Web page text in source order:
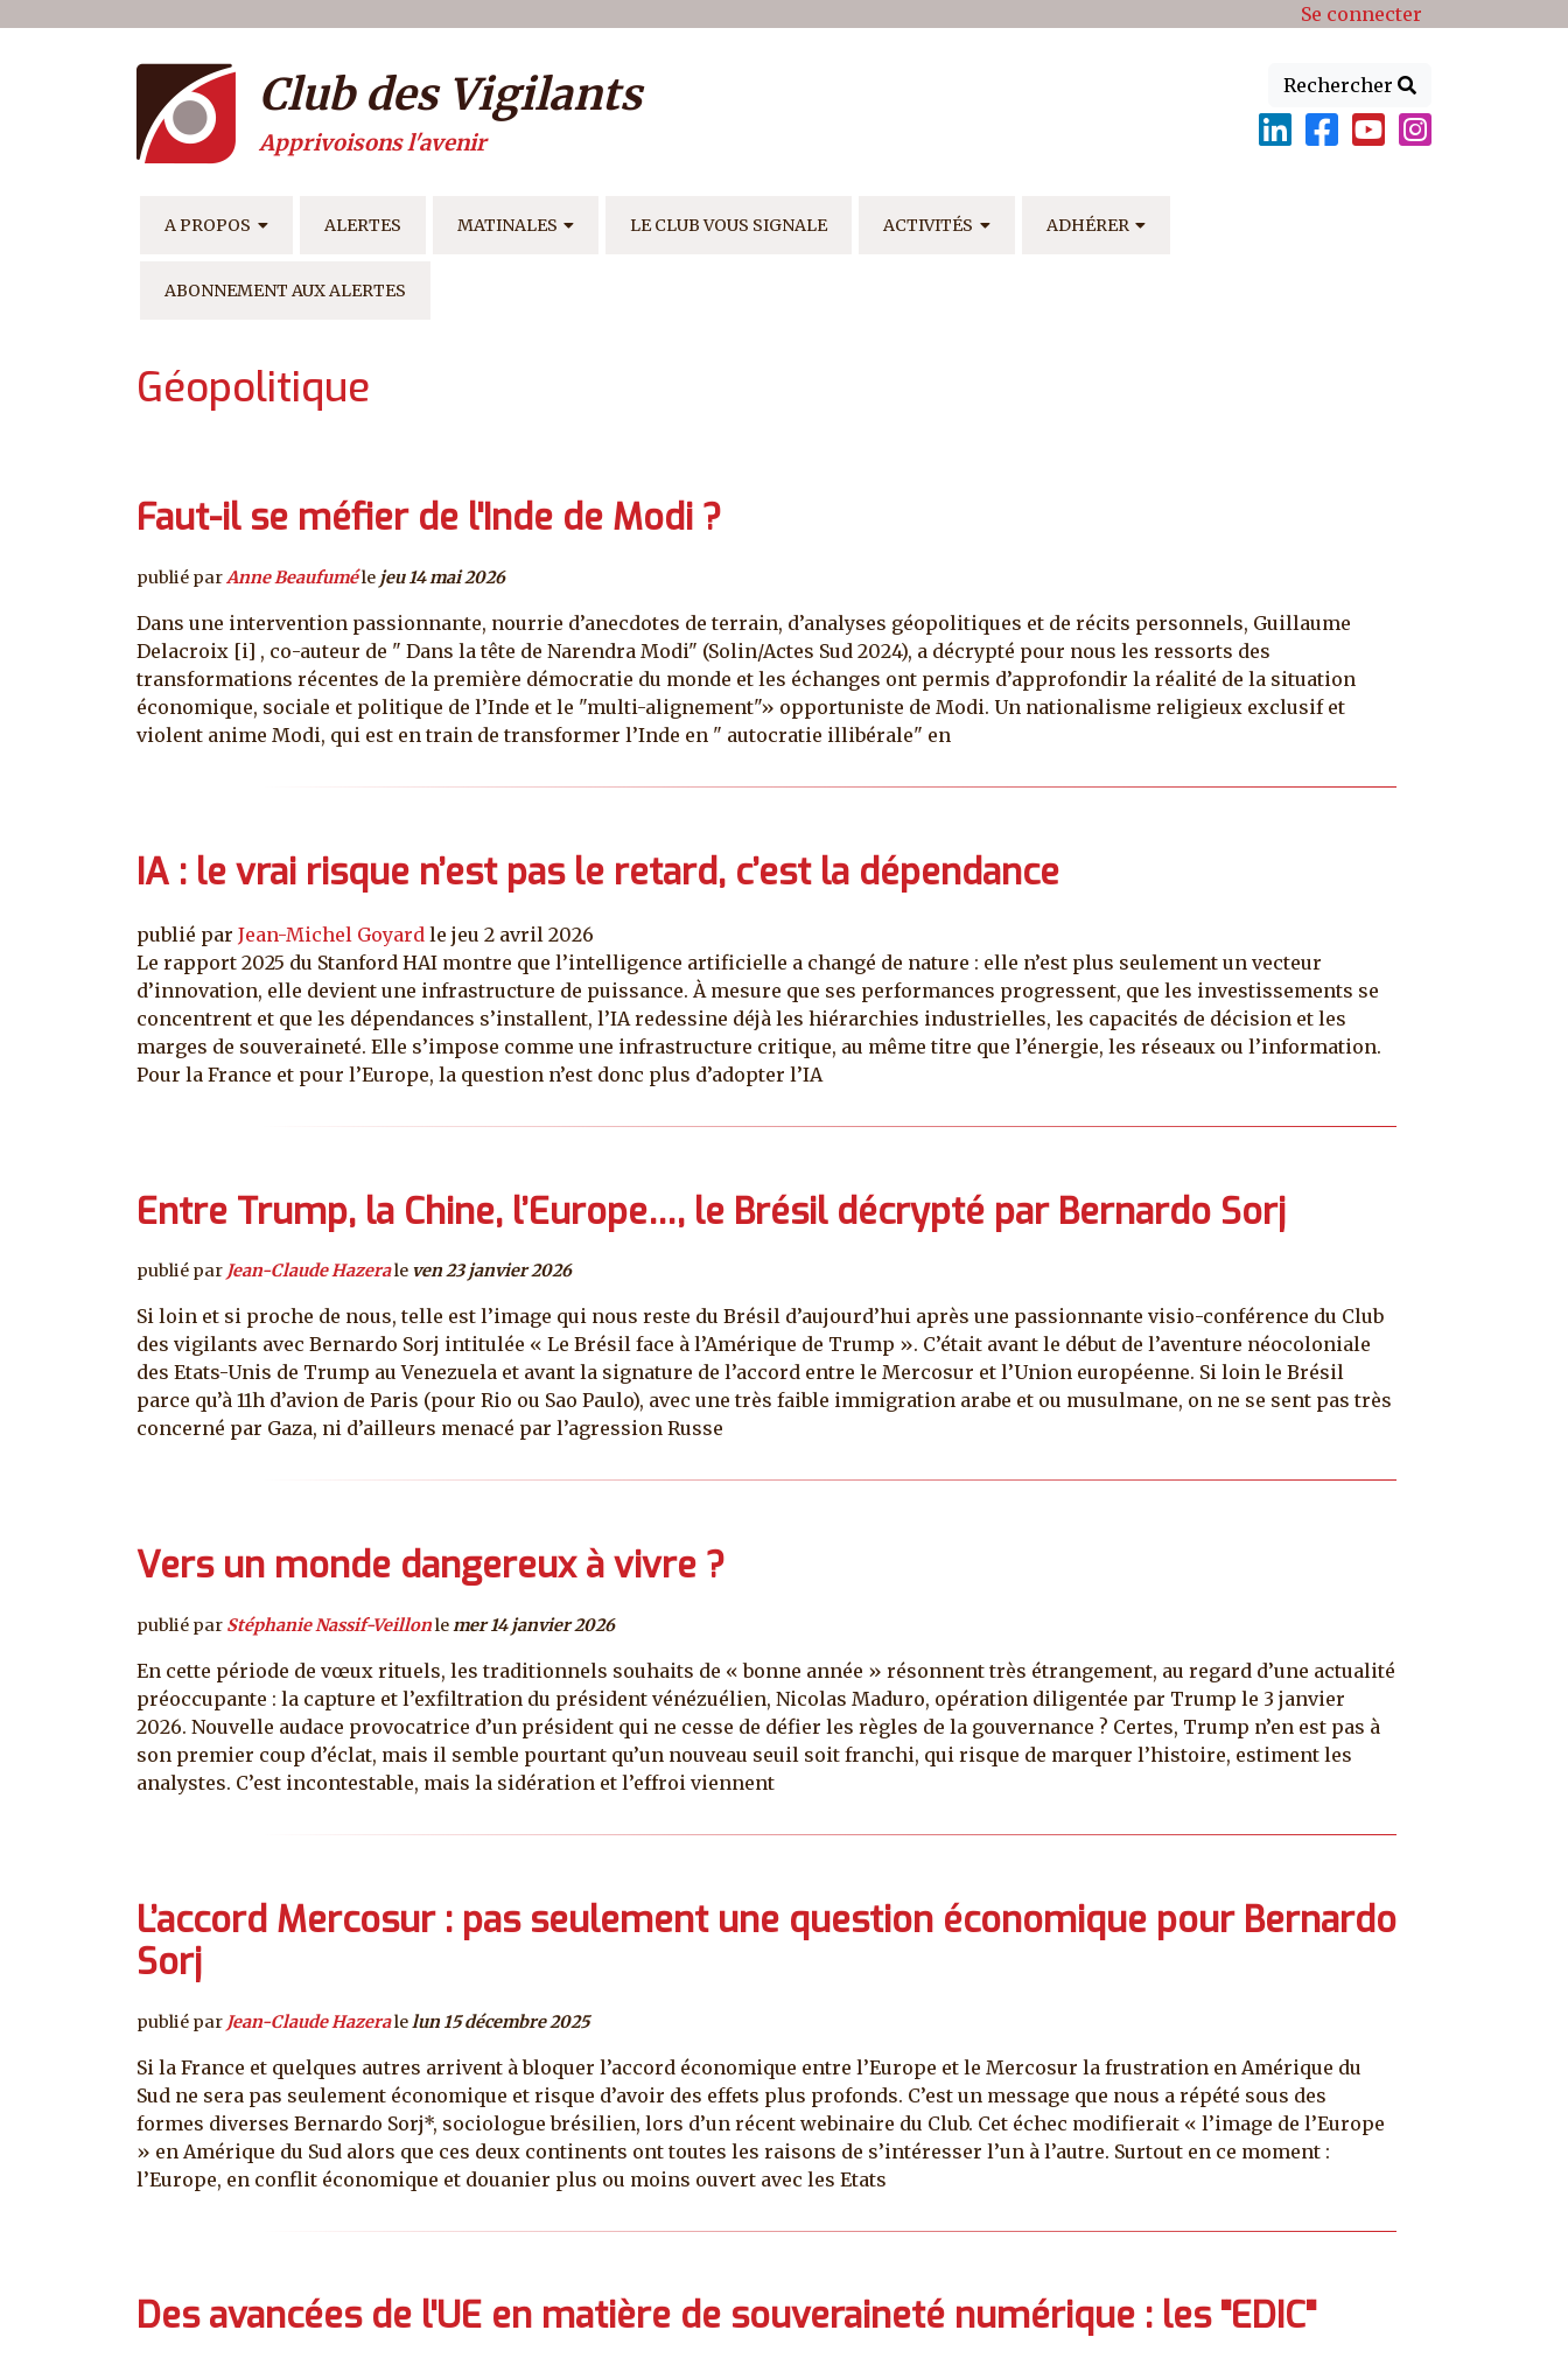
Menu du compte de l'utilisateur Se connecter
Rechercher
Club des Vigilants
Apprivoisons l'avenir
NAVIGATION PRINCIPALE
A PROPOS ALERTES MATINALES LE CLUB VOUS SIGNALE ACTIVITÉS ADHÉRER
ABONNEMENT AUX ALERTES
Géopolitique
Faut-il se méfier de l'Inde de Modi ?
publié parAnne Beaufuméle jeu 14 mai 2026
Dans une intervention passionnante, nourrie d’anecdotes de terrain, d’analyses géopolitiques et de récits personnels, Guillaume
Delacroix [i] , co-auteur de " Dans la tête de Narendra Modi" (Solin/Actes Sud 2024), a décrypté pour nous les ressorts des
transformations récentes de la première démocratie du monde et les échanges ont permis d’approfondir la réalité de la situation
économique, sociale et politique de l’Inde et le "multi-alignement"» opportuniste de Modi. Un nationalisme religieux exclusif et
violent anime Modi, qui est en train de transformer l’Inde en " autocratie illibérale" en
IA : le vrai risque n’est pas le retard, c’est la dépendance
publié par Jean-Michel Goyard le jeu 2 avril 2026
Le rapport 2025 du Stanford HAI montre que l’intelligence artificielle a changé de nature : elle n’est plus seulement un vecteur
d’innovation, elle devient une infrastructure de puissance. À mesure que ses performances progressent, que les investissements se
concentrent et que les dépendances s’installent, l’IA redessine déjà les hiérarchies industrielles, les capacités de décision et les
marges de souveraineté. Elle s’impose comme une infrastructure critique, au même titre que l’énergie, les réseaux ou l’information.
Pour la France et pour l’Europe, la question n’est donc plus d’adopter l’IA
Entre Trump, la Chine, l’Europe…, le Brésil décrypté par Bernardo Sorj
publié par Jean-Claude Hazerale ven 23 janvier 2026
Si loin et si proche de nous, telle est l’image qui nous reste du Brésil d’aujourd’hui après une passionnante visio-conférence du Club
des vigilants avec Bernardo Sorj intitulée « Le Brésil face à l’Amérique de Trump ». C’était avant le début de l’aventure néocoloniale
des Etats-Unis de Trump au Venezuela et avant la signature de l’accord entre le Mercosur et l’Union européenne. Si loin le Brésil
parce qu’à 11h d’avion de Paris (pour Rio ou Sao Paulo), avec une très faible immigration arabe et ou musulmane, on ne se sent pas très
concerné par Gaza, ni d’ailleurs menacé par l’agression Russe
Vers un monde dangereux à vivre ?
publié par Stéphanie Nassif-Veillonlemer 14 janvier 2026
En cette période de vœux rituels, les traditionnels souhaits de « bonne année » résonnent très étrangement, au regard d’une actualité
préoccupante : la capture et l’exfiltration du président vénézuélien, Nicolas Maduro, opération diligentée par Trump le 3 janvier
2026. Nouvelle audace provocatrice d’un président qui ne cesse de défier les règles de la gouvernance ? Certes, Trump n’en est pas à
son premier coup d’éclat, mais il semble pourtant qu’un nouveau seuil soit franchi, qui risque de marquer l’histoire, estiment les
analystes. C’est incontestable, mais la sidération et l’effroi viennent
L’accord Mercosur : pas seulement une question économique pour Bernardo
Sorj
publié par Jean-Claude Hazerale lun 15 décembre 2025
Si la France et quelques autres arrivent à bloquer l’accord économique entre l’Europe et le Mercosur la frustration en Amérique du
Sud ne sera pas seulement économique et risque d’avoir des effets plus profonds. C’est un message que nous a répété sous des
formes diverses Bernardo Sorj*, sociologue brésilien, lors d’un récent webinaire du Club. Cet échec modifierait « l’image de l’Europe
» en Amérique du Sud alors que ces deux continents ont toutes les raisons de s’intéresser l’un à l’autre. Surtout en ce moment :
l’Europe, en conflit économique et douanier plus ou moins ouvert avec les Etats
Des avancées de l'UE en matière de souveraineté numérique : les "EDIC"